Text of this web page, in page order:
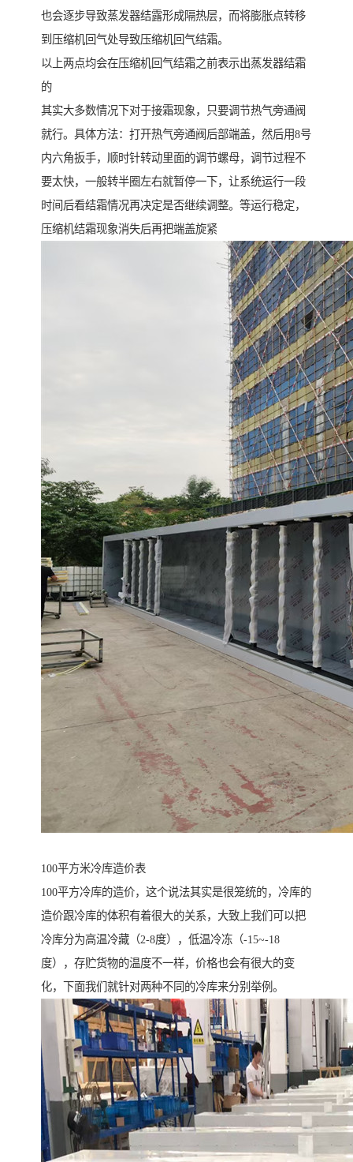
也会逐步导致蒸发器结露形成隔热层，而将膨胀点转移
到压缩机回气处导致压缩机回气结霜。
以上两点均会在压缩机回气结霜之前表示出蒸发器结霜
的
其实大多数情况下对于接霜现象，只要调节热气旁通阀
就行。具体方法：打开热气旁通阀后部端盖，然后用8号
内六角扳手，顺时针转动里面的调节螺母，调节过程不
要太快，一般转半圈左右就暂停一下，让系统运行一段
时间后看结霜情况再决定是否继续调整。等运行稳定，
压缩机结霜现象消失后再把端盖旋紧
100平方米冷库造价表
100平方冷库的造价，这个说法其实是很笼统的，冷库的
造价跟冷库的体积有着很大的关系，大致上我们可以把
冷库分为高温冷藏（2-8度），低温冷冻（-15~-18
度），存贮货物的温度不一样，价格也会有很大的变
化，下面我们就针对两种不同的冷库来分别举例。